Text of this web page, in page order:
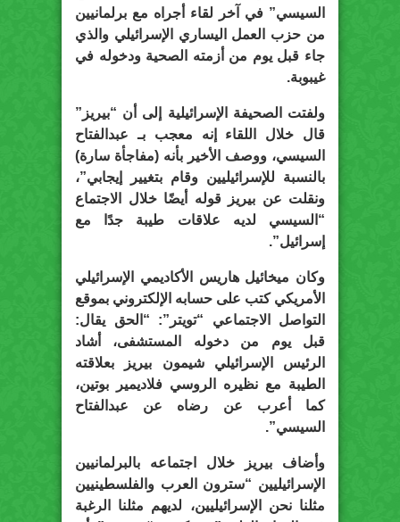
السيسي” في آخر لقاء أجراه مع برلمانيين
من حزب العمل اليساري الإسرائيلي والذي
جاء قبل يوم من أزمته الصحية ودخوله في
غيبوبة.
ولفتت الصحيفة الإسرائيلية إلى أن “بيريز”
قال خلال اللقاء إنه معجب بـ عبدالفتاح
السيسي، ووصف الأخير بأنه (مفاجأة سارة)
بالنسبة للإسرائيليين وقام بتغيير إيجابي”،
ونقلت عن بيريز قوله أيضًا خلال الاجتماع
“السيسي لديه علاقات طيبة جدًا مع
إسرائيل”.
وكان ميخائيل هاريس الأكاديمي الإسرائيلي
الأمريكي كتب على حسابه الإلكتروني بموقع
التواصل الاجتماعي “تويتر”: “الحق يقال:
قبل يوم من دخوله المستشفى، أشاد
الرئيس الإسرائيلي شيمون بيريز بعلاقته
الطيبة مع نظيره الروسي فلاديمير بوتين،
كما أعرب عن رضاه عن عبدالفتاح
السيسي”.
وأضاف بيريز خلال اجتماعه بالبرلمانيين
الإسرائيليين “سترون العرب والفلسطينيين
مثلنا نحن الإسرائيليين، لديهم مثلنا الرغبة